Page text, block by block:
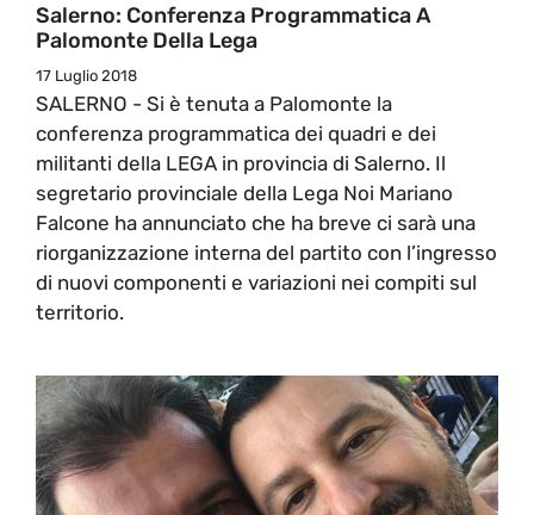
Salerno: Conferenza Programmatica A
Palomonte Della Lega
17 Luglio 2018
SALERNO - Si è tenuta a Palomonte la
conferenza programmatica dei quadri e dei
militanti della LEGA in provincia di Salerno. Il
segretario provinciale della Lega Noi Mariano
Falcone ha annunciato che ha breve ci sarà una
riorganizzazione interna del partito con l’ingresso
di nuovi componenti e variazioni nei compiti sul
territorio.